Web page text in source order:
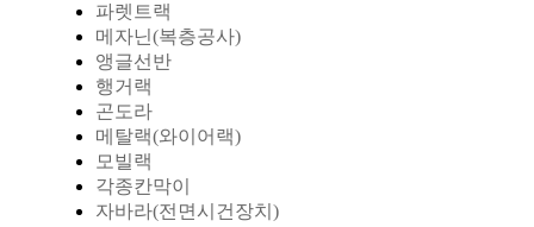
파렛트랙
메자닌(복층공사)
앵글선반
행거랙
곤도라
메탈랙(와이어랙)
모빌랙
각종칸막이
자바라(전면시건장치)